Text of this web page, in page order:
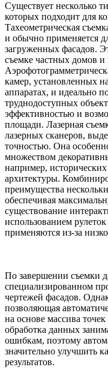
Существует несколько
которых подходит для
Тахеометрическая
и обычно применяется
загруженных фасадов.
съемке частных домов
камер, установленных
аппаратах, и идеально
труднодоступных
эффективностью и
площади. Лазерная
лазерных сканеров,
точностью. Она
множеством
например,
архитектуры.
преимущества
обеспечивая
существование
использованием
применяются из-за
По завершении съемки
специализированном
чертежей фасадов.
позволяющая
на основе массива
обработка данных
ошибкам, поэтому
значительно улучшить
результатов.